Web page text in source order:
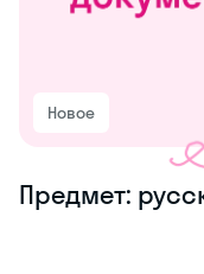
Новое
Предмет: